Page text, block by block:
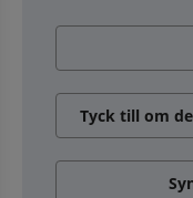
Tyck till om